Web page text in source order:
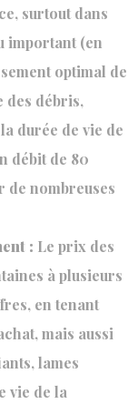
surtout dans
important (en
optimal de
des débris,
durée de vie de
débit de 80
de nombreuses
: Le prix des
à plusieurs
en tenant
mais aussi
lames
vie de la